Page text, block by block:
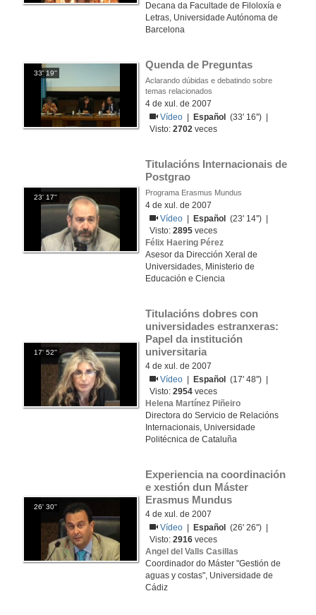
Decana da Facultade de Filoloxía e
Letras, Universidade Autónoma de
Barcelona
33' 19''
Quenda de Preguntas
Aclarando dúbidas e debatindo sobre
temas relacionados
4 de xul. de 2007
Vídeo
Español
(33' 16'') |
Visto:2702 veces
23' 17''
Titulacións Internacionais de
Postgrao
Programa Erasmus Mundus
4 de xul. de 2007
Vídeo
Español
(23' 14'') |
Visto:2895 veces
Félix Haering Pérez
Asesor da Dirección Xeral de
Universidades, Ministerio de
Educación e Ciencia
17' 52''
Titulacións dobres con
universidades estranxeras:
Papel da institución
universitaria
4 de xul. de 2007
Vídeo
Español
(17' 48'') |
Visto:2954 veces
Helena Martínez Piñeiro
Directora do Servicio de Relacións
Internacionais, Universidade
Politécnica de Cataluña
26' 30''
Experiencia na coordinación
e xestión dun Máster
Erasmus Mundus
4 de xul. de 2007
Vídeo
Español
(26' 26'') |
Visto:2916 veces
Angel del Valls Casillas
Coordinador do Máster "Gestión de
aguas y costas", Universidade de
Cádiz